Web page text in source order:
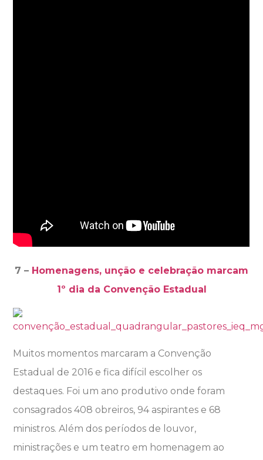
7 – Homenagens, unção e celebração marcam
1º dia da Convenção Estadual
Muitos momentos marcaram a Convenção
Estadual de 2016 e fica difícil escolher os
destaques. Foi um ano produtivo onde foram
consagrados 408 obreiros, 94 aspirantes e 68
ministros. Além dos períodos de louvor,
ministrações e um teatro em homenagem ao